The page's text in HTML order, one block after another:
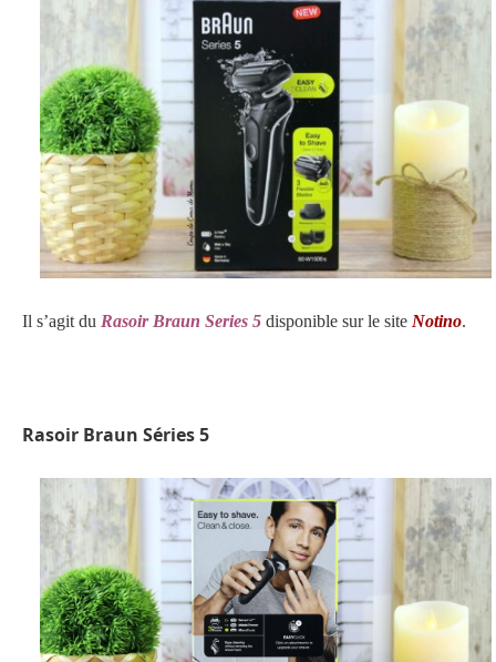
Il s’agit du Rasoir Braun Series 5 disponible sur le site Notino.
Rasoir Braun Séries 5